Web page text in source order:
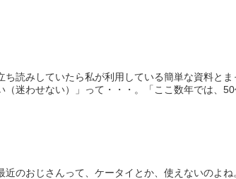
ち読みしていたら私が利用している簡単な資料と
（迷わせない）」って・・・。「ここ数年では、50
近のおじさんって、ケータイとか、使えないのよ